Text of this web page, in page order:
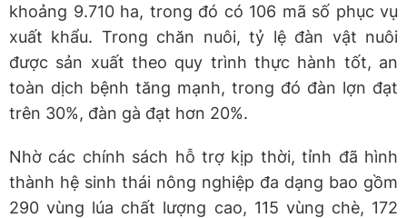
khoảng 9.710 ha, trong đó có 106 mã số phục vụ
xuất khẩu. Trong chăn nuôi, tỷ lệ đàn vật nuôi
được sản xuất theo quy trình thực hành tốt, an
toàn dịch bệnh tăng mạnh, trong đó đàn lợn đạt
trên 30%, đàn gà đạt hơn 20%.
Nhờ các chính sách hỗ trợ kịp thời, tỉnh đã hình
thành hệ sinh thái nông nghiệp đa dạng bao gồm
290 vùng lúa chất lượng cao, 115 vùng chè, 172